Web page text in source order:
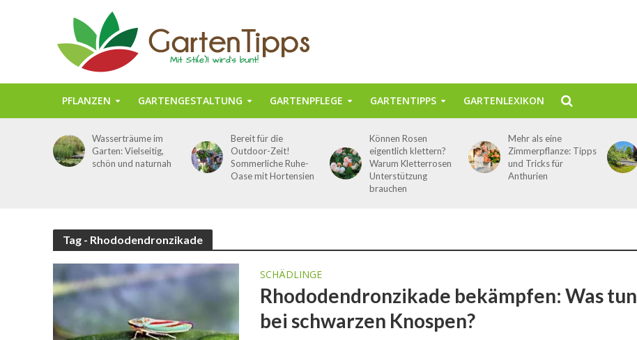
PFLANZEN GARTENGESTALTUNG GARTENPFLEGE GARTENTIPPS GARTENLEXIKON
Wasserträume im
Garten: Vielseitig,
schön und naturnah
Bereit für die
Outdoor-Zeit!
Sommerliche Ruhe-
Oase mit Hortensien
Können Rosen
eigentlich klettern?
Warum Kletterrosen
Unterstützung
brauchen
Mehr als eine
Zimmerpflanze: Tipps
und Tricks für
Anthurien
Tag - Rhododendronzikade
SCHÄDLINGE
Rhododendronzikade bekämpfen: Was tun
bei schwarzen Knospen?